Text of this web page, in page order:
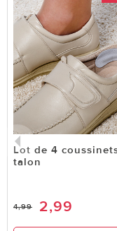
Lot de 4
talon
4,99 2,99